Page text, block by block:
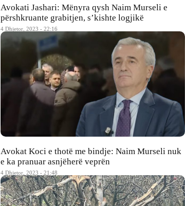
Avokati Jashari: Mënyra qysh Naim Murseli e
përshkruante grabitjen, s’kishte logjikë
4 Dhjetor, 2023 - 22:16
Avokat Koci e thotë me bindje: Naim Murseli nuk
e ka pranuar asnjëherë veprën
4 Dhjetor, 2023 - 21:48